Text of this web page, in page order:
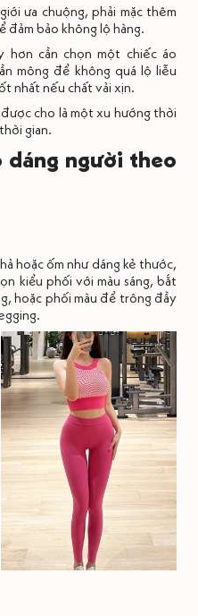
ưa chuộng, phải mặc thêm
đảm bảo không lộ hàng.
hơn cần chọn một chiếc áo
mông để không quá lộ liễu
nhất nếu chất vải xịn.
cho là một xu hướng thời
gian.
dáng người theo
hoặc ốm như dáng kẻ thước,
kiểu phối với màu sáng, bắt
hoặc phối màu để trông đầy